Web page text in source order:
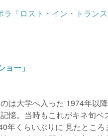
ー」
は大学へ入った 1974年以
憶。当時もこれがキネ旬ベ
年くらいぶりに 見たところ